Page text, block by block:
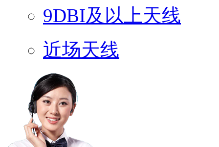
9DBI及以上天线
近场天线